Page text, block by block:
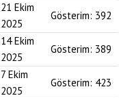
21 Ekim
2025
Gösterim: 392
14 Ekim
2025
Gösterim: 389
7 Ekim
2025
Gösterim: 423